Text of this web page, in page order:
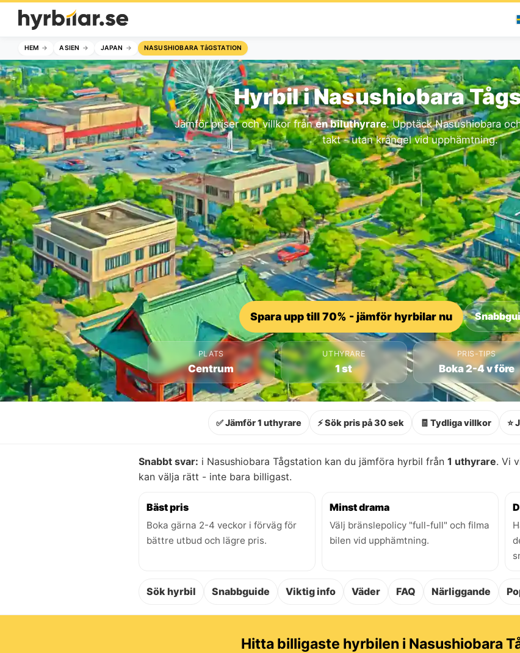
HEM ASIEN JAPAN NASUSHIOBARA TåGSTATION
Hyrbil i Nasushiobara
Jämför priser och villkor frånen biluthyrare. Upptäck Nasushiobara
takt - utan krångel vid upphämtning.
Spara upp till 70% - jämför hyrbilar nu
PLATS
Centrum
UTHYRARE
1 st
PRIS-TIPS
Boka 2-4 v före
✅ Jämför 1 uthyrare ⚡ Sök pris på 30 sek 🧾 Tydliga villkor ⭐
Snabbt svar: i Nasushiobara Tågstation kan du jämföra hyrbil från 1 uthyrare. Vi
kan välja rätt - inte bara billigast.
Bäst pris
Boka gärna 2-4 veckor i förväg för
bättre utbud och lägre pris.
Minst drama
Välj bränslepolicy "full-full" och filma
bilen vid upphämtning.
Sök hyrbil Snabbguide Viktig info Väder FAQ Närliggande
Hitta billigaste hyrbilen i Nasushiobara